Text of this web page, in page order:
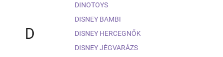
D
DINOTOYS
DISNEY BAMBI
DISNEY HERCEGNŐK
DISNEY JÉGVARÁZS